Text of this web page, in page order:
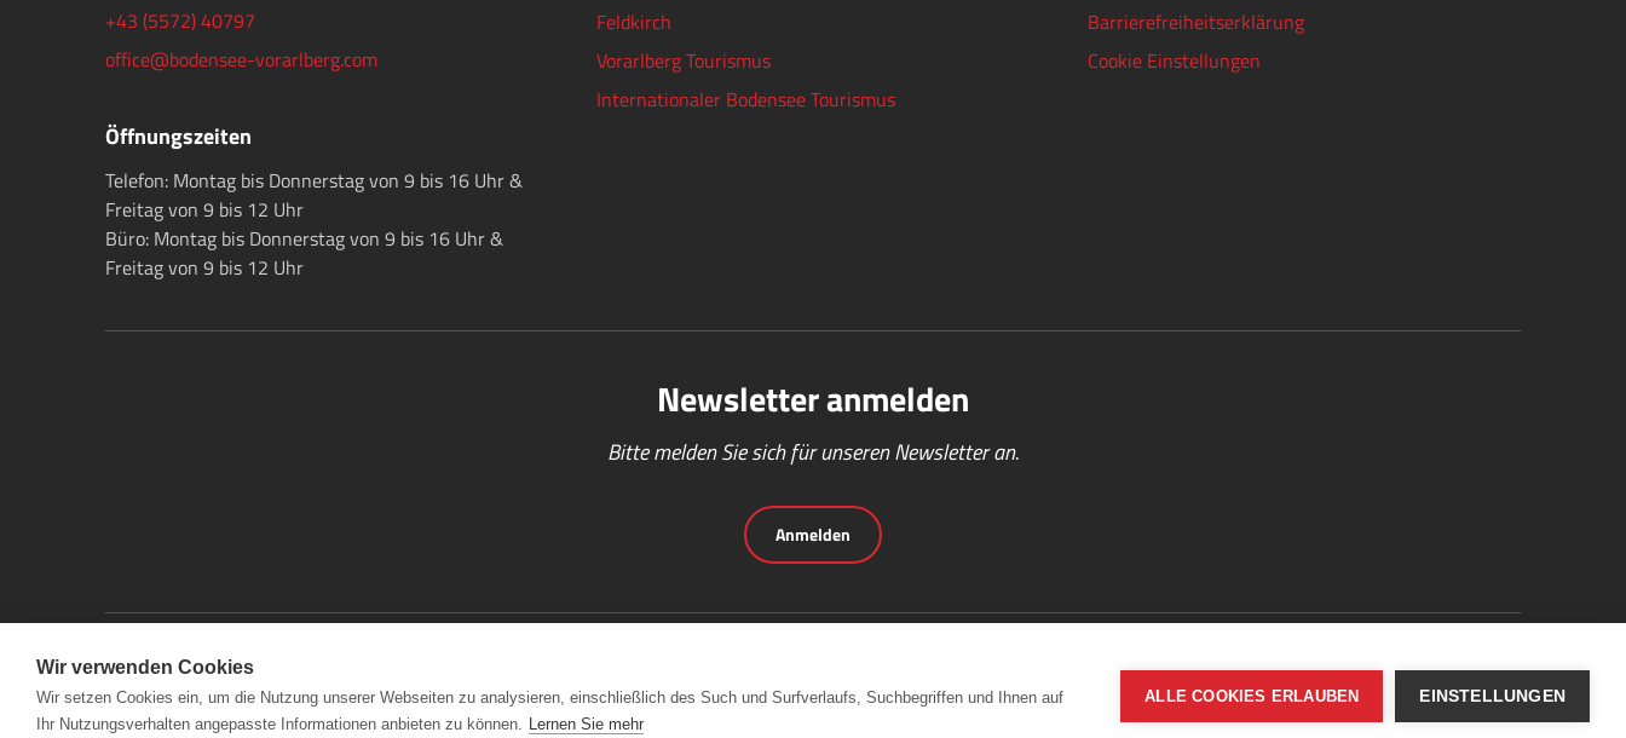
+43 (5572) 40797
office@bodensee-vorarlberg.com
Öffnungszeiten
Telefon: Montag bis Donnerstag von 9 bis 16 Uhr &
Freitag von 9 bis 12 Uhr
Büro: Montag bis Donnerstag von 9 bis 16 Uhr &
Freitag von 9 bis 12 Uhr
Feldkirch
Vorarlberg Tourismus
Internationaler Bodensee Tourismus
Barrierefreiheitserklärung
Cookie Einstellungen
Newsletter anmelden
Bitte melden Sie sich für unseren Newsletter an.
Anmelden
Wir verwenden Cookies
Wir setzen Cookies ein, um die Nutzung unserer Webseiten zu analysieren, einschließlich des Such und Surfverlaufs, Suchbegriffen und Ihnen auf
Ihr Nutzungsverhalten angepasste Informationen anbieten zu können. Lernen Sie mehr
ALLE COOKIES ERLAUBEN EINSTELLUNGEN